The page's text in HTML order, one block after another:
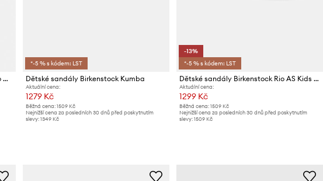
Birkenstock sandály dětské kožené Rio AS Kids Flowers
*-5 % s kódem: LST
Dětské sandály Birkenstock Kumba
Aktuální cena:
1279 Kč
Běžná cena: 1509 Kč
Nejnižší cena za posledních 30 dnů před poskytnutím
slevy: 1349 Kč
-13%
*-5 % s kódem: LST
Dětské sandály Birkenstock Rio AS Kids AS Kids
Aktuální cena:
1299 Kč
Běžná cena: 1509 Kč
Nejnižší cena za posledních 30 dnů před poskytnutím
slevy: 1509 Kč